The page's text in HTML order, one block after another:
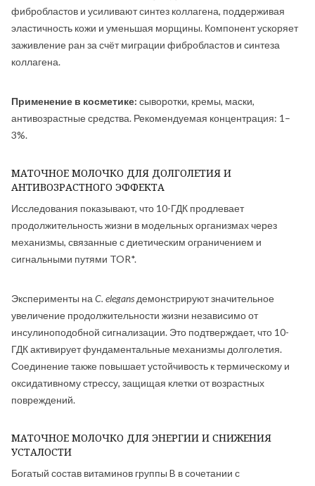
фибробластов и усиливают синтез коллагена, поддерживая
эластичность кожи и уменьшая морщины. Компонент ускоряет
заживление ран за счёт миграции фибробластов и синтеза
коллагена.
Применение в косметике: сыворотки, кремы, маски,
антивозрастные средства. Рекомендуемая концентрация: 1–
3%.
МАТОЧНОЕ МОЛОЧКО ДЛЯ ДОЛГОЛЕТИЯ И
АНТИВОЗРАСТНОГО ЭФФЕКТА
Исследования показывают, что 10-ГДК продлевает
продолжительность жизни в модельных организмах через
механизмы, связанные с диетическим ограничением и
сигнальными путями TOR*.
Эксперименты на C. elegans демонстрируют значительное
увеличение продолжительности жизни независимо от
инсулиноподобной сигнализации. Это подтверждает, что 10-
ГДК активирует фундаментальные механизмы долголетия.
Соединение также повышает устойчивость к термическому и
оксидативному стрессу, защищая клетки от возрастных
повреждений.
МАТОЧНОЕ МОЛОЧКО ДЛЯ ЭНЕРГИИ И СНИЖЕНИЯ
УСТАЛОСТИ
Богатый состав витаминов группы B в сочетании с